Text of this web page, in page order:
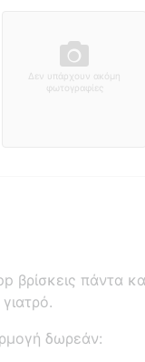
Δεν υπάρχουν ακόμη
φωτογραφίες
βρίσκεις πάντα
δωρεάν: